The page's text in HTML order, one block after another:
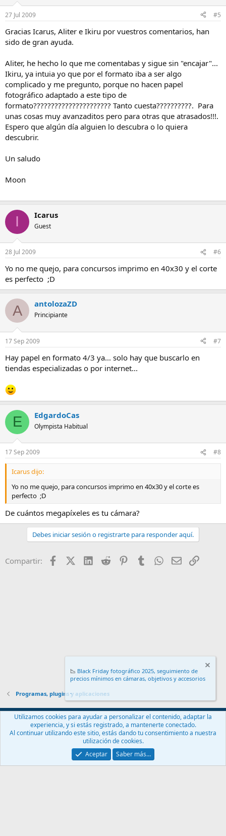
27 Jul 2009 #5
Gracias Icarus, Aliter e Ikiru por vuestros comentarios, han
sido de gran ayuda.
Aliter, he hecho lo que me comentabas y sigue sin "encajar"...
Ikiru, ya intuia yo que por el formato iba a ser algo
complicado y me pregunto, porque no hacen papel
fotográfico adaptado a este tipo de
formato?????????????????????? Tanto cuesta??????????. Para
unas cosas muy avanzaditos pero para otras que atrasados!!!.
Espero que algún día alguien lo descubra o lo quiera
descubrir.
Un saludo
Moon
I Icarus
Guest
28 Jul 2009 #6
Yo no me quejo, para concursos imprimo en 40x30 y el corte
es perfecto ;D
A antolozaZD
Principiante
17 Sep 2009 #7
Hay papel en formato 4/3 ya... solo hay que buscarlo en
tiendas especializadas o por internet...
E EdgardoCas
Olympista Habitual
17 Sep 2009 #8
Icarus dijo:
Yo no me quejo, para concursos imprimo en 40x30 y el corte es
perfecto ;D
De cuántos megapíxeles es tu cámara?
Debes iniciar sesión o registrarte para responder aquí.
Compartir: FacebookX (Twitter)
LinkedIn
Reddit PinterestTumblr WhatsApp
EmailEnlace
Programas, plugins y aplicaciones
Español (ES)
Contáctanos
Términos y reglas Política de privacidad
Ayuda
Community platform by XenForo® © 2010-2024 XenForo Ltd.
📉 Black Friday fotográfico 2025, seguimiento de
precios mínimos en cámaras, objetivos y accesorios
.
Utilizamos cookies para ayudar a personalizar el contenido, adaptar la
experiencia, y si estás registrado, a mantenerte conectado.
Al continuar utilizando este sitio, estás dando tu consentimiento a nuestra
utilización de cookies.
Aceptar
Saber más…